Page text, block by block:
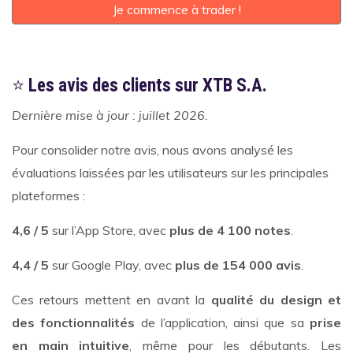
Je commence à trader !
⭐ Les avis des clients sur XTB S.A.
Dernière mise à jour : juillet 2026.
Pour consolider notre avis, nous avons analysé les
évaluations laissées par les utilisateurs sur les principales
plateformes :
4,6 / 5 sur l’App Store, avec plus de 4 100 notes
4,4 / 5 sur Google Play, avec plus de 154 000 avis
Ces retours mettent en avant la qualité du design et
des fonctionnalités de l’application, ainsi que sa prise
en main intuitive , même pour les débutants. Les